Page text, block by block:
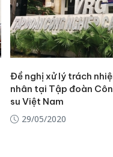
Đề nghị xử lý trách
nhân tại Tập đoàn
su Việt Nam
29/05/2020